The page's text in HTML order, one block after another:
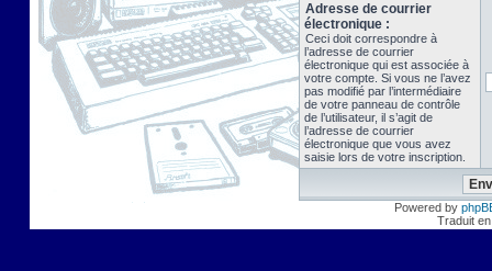
Adresse de courrier
électronique :
Ceci doit correspondre à
l’adresse de courrier
électronique qui est associée à
votre compte. Si vous ne l’avez
pas modifié par l’intermédiaire
de votre panneau de contrôle
de l’utilisateur, il s’agit de
l’adresse de courrier
électronique que vous avez
saisie lors de votre inscription.
Powered by
Traduit